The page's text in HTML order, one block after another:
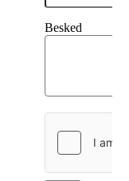
Besked